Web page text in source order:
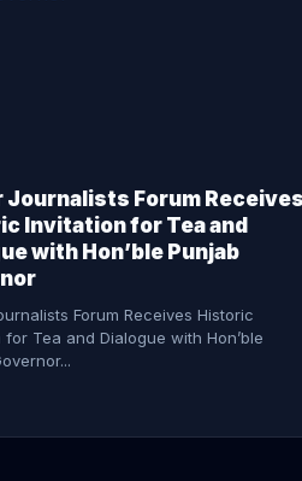
Journalists Forum Receives
Invitation for Tea and
with Hon’ble Punjab
Forum Receives Historic
for Tea and Dialogue with Hon’ble